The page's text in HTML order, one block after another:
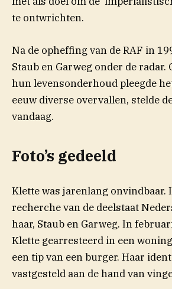
te ontwrichten.
Na de opheffing van de RAF in
Staub en Garweg onder de radar.
hun levensonderhoud pleegde
eeuw diverse overvallen, stelde
vandaag.
Foto’s gedeeld
Klette was jarenlang onvindbaar.
recherche van de deelstaat
haar, Staub en Garweg. In
Klette gearresteerd in een
een tip van een burger. Haar
vastgesteld aan de hand van